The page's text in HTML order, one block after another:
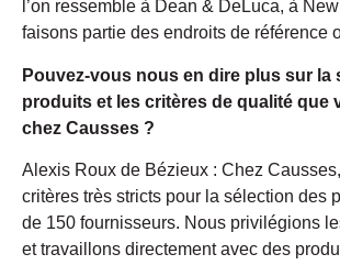
l’on ressemble à Dean & DeLuca, à
faisons partie des endroits de référence
Pouvez-vous nous en dire plus sur la
produits et les critères de qualité que
chez Causses ?
Alexis Roux de Bézieux : Chez
critères très stricts pour la sélection des
de 150 fournisseurs. Nous privilégions
et travaillons directement avec des